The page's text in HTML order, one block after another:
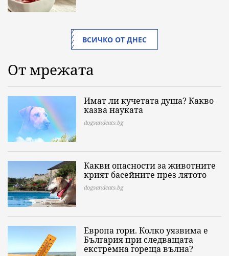
ВСИЧКО ОТ ДНЕС
От мрежата
Имат ли кучетата душа? Какво
казва науката
dogsandcats.bg
Какви опасности за животните
крият басейните през лятото
dogsandcats.bg
Европа гори. Колко уязвима е
България при следващата
екстремна гореща вълна?